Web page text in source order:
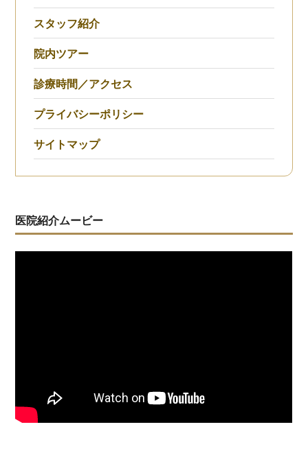
スタッフ紹介
院内ツアー
診療時間／アクセス
プライバシーポリシー
サイトマップ
医院紹介ムービー